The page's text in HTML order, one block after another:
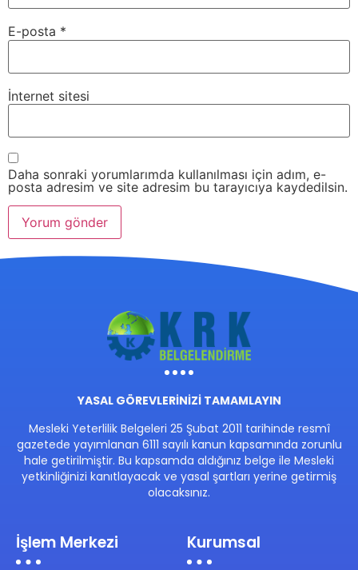
E-posta *
İnternet sitesi
Daha sonraki yorumlarımda kullanılması için adım, e-
posta adresim ve site adresim bu tarayıcıya kaydedilsin.
YASAL GÖREVLERİNİZİ TAMAMLAYIN
Mesleki Yeterlilik Belgeleri 25 Şubat 2011 tarihinde resmî
gazetede yayımlanan 6111 sayılı kanun kapsamında zorunlu
hale getirilmiştir. Bu kapsamda aldığınız belge ile Mesleki
yetkinliğinizi kanıtlayacak ve yasal şartları yerine getirmiş
olacaksınız.
İşlem Merkezi Kurumsal